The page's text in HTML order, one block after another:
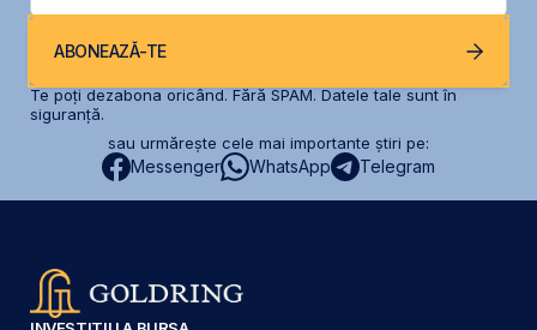
ABONEAZĂ-TE
Te poți dezabona oricând. Fără SPAM. Datele tale sunt în
siguranță.
sau urmărește cele mai importante știri pe:
Messenger WhatsApp Telegram